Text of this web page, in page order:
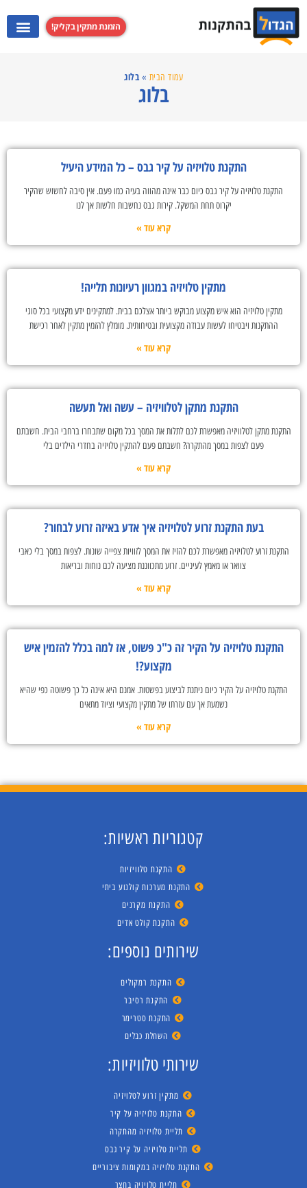
הזמנת מתקין בקליק!
עמוד הבית » בלוג
בלוג
התקנת טלויזיה על קיר גבס – כל המידע היעיל
התקנת טלויזיה על קיר גבס כיום כבר אינה מהווה בעיה כמו פעם. אין סיבה לחשוש שהקיר
יקרוס תחת המשקל. קירות גבס נחשבות חלשות אך לנו
קרא עוד »
מתקין טלויזיה במגוון רעיונות תלייה!
מתקין טלויזיה הוא איש מקצוע מבוקש ביותר אצלכם בבית. למתקינים ידע מקצועי בכל סוגי
ההתקנות ויבטיחו לעשות עבודה מקצועית ובטיחותית. מומלץ להזמין מתקין לאחר רכישת
קרא עוד »
התקנת מתקן לטלוויזיה – עשה ואל תעשה
התקנת מתקן לטלוויזיה מאפשרת לכם לתלות את המסך בכל מקום שתבחרו ברחבי הבית. חשבתם
פעם לצפות במסך מהתקרה? חשבתם פעם להתקין טלויזיה בחדרי הילדים בלי
קרא עוד »
בעת התקנת זרוע לטלויזיה איך אדע באיזה זרוע לבחור?
התקנת זרוע לטלויזיה מאפשרת לכם להזיז את המסך לזוויות צפייה שונות. לצפות במסך בלי כאבי
צוואר או מאמץ לעיניים. זרוע מתכווננת מציעה לכם נוחות ובריאות
קרא עוד »
התקנת טלויזיה על הקיר זה כ"כ פשוט, אז למה בכלל להזמין איש
מקצוע?!
התקנת טלויזיה על הקיר כיום ניתנת לביצוע בפשטות. אמנם היא אינה כל כך פשוטה כפי שהיא
נשמעת אך עם עזרתו של מתקין מקצועי וציוד מתאים
קרא עוד »
קטגוריות ראשיות:
התקנת טלוויזיות
התקנת מערכות קולנוע ביתי
התקנת מקרנים
התקנת קולט אדים
שירותים נוספים:
התקנת רמקולים
התקנת רסיבר
התקנת סטרימר
השחלת כבלים
שירותי טלוויזיות:
מתקין זרוע לטלויזיה
התקנת טלויזיה על קיר
תליית טלויזיה מהתקרה
תליית טלויזיה על קיר גבס
התקנת טלויזיה במקומות ציבוריים
תליית טלויזיה בחצר